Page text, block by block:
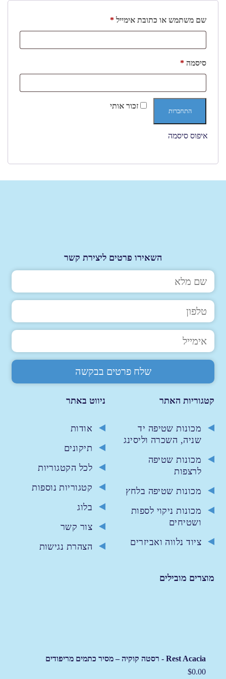
שם משתמש או כתובת אימייל *
סיסמה *
זכור אותי
התחברות
איפוס סיסמה
ניווט באתר
אודות
תיקונים
לכל הקטגוריות
קטגוריות נוספות
בלוג
צור קשר
הצהרת נגישות
קטגוריות האתר
מכונות שטיפה יד
שניה, השכרה וליסינג
מכונות שטיפה
לרצפות
מכונות שטיפה בלחץ
מכונות ניקוי לספות
ושטיחים
ציוד נלווה ואביזרים
מוצרים מובילים
Rest Acacia - רסטה קוקיה – מסיר כתמים מריפודים
$0.00
השאירו פרטים ליצירת קשר